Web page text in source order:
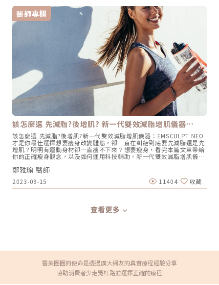
能，簡單來說就是透過特殊的448KHz單極電波頻率，促進間質幹細胞
增加1，而間質幹細胞本身能使細胞再生並具有抗發炎、修復受傷組織
2…等特性」，根據國外多篇論文研究，INDIBA英特波可以讓術後修復
加快3，讓顧客不僅疼痛感減少、舒適度提升，且能明顯看到傷口與狀
態一天比一天好，例如抽脂形成的瘀青，以往需2、3週才能褪去，現在
只需一個禮拜。但INDIBA英特波的功能並不限於修復，「我覺得不用把
INDIBA英特波定位只有術後修復，其實後面還有延續的功能。」例如術
後消腫後，很多人會發現自己的皮膚變得更好、更緊緻，而且血液循環
變好，氣色也更好，許多客戶甚至會開始把INDIBA英特波做為「定期保
養」的療程；就連呂佾欣院長之前任職的醫院同事關節受傷，也用
INDIBA英特波做修復、保養，發現效果真的超乎預期！ 為了深入了解
INDIBA英特波，她也曾親訪位於西班牙的總公司，了解其在生活美容、
醫學美容、復健與運動醫學、動物醫學各方面的功效，「不管術前術
後，都能發揮 1+1 大於 2 的效果」，在醫美已進入複合式療程的時
代，INDIBA英特波成為呂院長的「最強輔助」，甚至有些怕痛又想變美
的人，也會捨電、音波改做INDIBA英特波。「美，就是擁有自信，可以
盡情彰顯自我的意識而不受束縛。」就像美渥館LOGO設計中的馬甲一
樣，保留完美的曲線，又能卸下束縛，自在舞動自己的人生。秉持這樣
的理念，呂院長也期待和每一位求美者，一起找回最美的曲線，開啟身
與心的修復之美。美渥館不單是一個能與美相遇的地方，更是一個期待
與你/妳們一起擁抱自己，擁抱彼此。美渥館的LOGO設計，來自優雅淑
女曲線的馬甲概念。腰封的束繩宛如名匠手中的工具，以專業的技術，
溫柔的陪伴您卸下這代表束縛的馬甲，留下對曲線的講究，從心散發美
麗自信。圖/美渥館診所提供。❤️ 想了解更多關於美渥館診所❤️☎️ 02-
23121686? 台北市中正區博愛路224巷5號6樓⭕️美渥館診所官方網站
⭕️ Instagram⭕️ Facebook⭕️ Line@官方帳號參考文獻： ELECTRIC
STIMULATION AT 448 kHz PROMOTES PROLIFERATION OF HUMAN
FIRST ASSESSMENT OF THE PROIONIC EFFECTS RESULTING FROM
NON-THERMAL APPLICATION OF 448 KHZ MONOPOLAR
具備幾個特點，首先，它是針對亞洲人種來設計的；而且對一些敏感肌
或是酒糟肌等，更需要對表皮的保護，Oligio玩美電波的表皮冷卻系統
很完善，當偵測到皮膚溫度太高時，就會自動停止，還有可調式冷卻系
統，避免燙傷；其次，它可以客制化發數，從300發到900發，分段施
打，依照想要改善的部位需求來調整剛好的發數，不需要一次將發數打
完，對小資族來說CP值更高，也不需要為了療程超打發數。更重要的
是，打後不會瘀青腫痛，施打過程中不必舒眠，還可以跟醫師聊天，即
時回饋感受給醫師並調整出最適合的能量，心情上不但不會有負擔，結
束後還可以直接上妝，京硯附近商圈的上班族，有不少都會趁中午過來
打Oligio玩美電波，輕鬆享受變美的過程。還有病人打完直接在診所門
口自拍，因為當下就覺得臉變緊緻了，想記錄自己變美的過程。她也提
醒有戴金屬牙套、臉部有裝金屬板、心臟節律器、或是吃凝血藥、蟹足
腫的病人，比較不適合施打，或是要請醫師評估。蔡逸姍院長受邀擔任
Oligio玩美電波台灣上市發表會的講師，也曾到馬來西亞分享亞洲膚色
及膚質的治療經驗。圖/京硯皮膚科提供堅持漸加哲學，提供更多新的
玩美體驗京硯10幾年來，一直謹守著專業醫師的立場，引導客戶正確的
觀念，就像蔡逸姍院長強調的不管做什麼，都要秉持自己的初衷「吃得
下、睡得著」，很多客戶到診所，即便事前做過功課，但其實並不知道
自己真正的需求是什麼，所以醫師初次的諮詢非常重要。先了解客戶在
意的點是甚麼，例如鬆垮垂，再針對需求來規劃電波的發數、有沒有需
要合併治療，「靈活的運用手邊各種武器，像加法一樣，根據病人的狀
況漸進式的給予療程建議，讓他得到最滿意的結果。」台灣的醫美市場
腳步很快，蔡逸姍院長除了積極跟上腳步外，也會根據客戶的需求更新
醫療設備提供更新、更好的體驗。她也提醒消費者，現在網路資訊雖然
相當龐大，但很多內容並不一定完全正確，除了上網搜尋，更要諮詢專
業的醫師建議，蔡逸姍院長也推薦大家收聽由她和京硯診所的另一位皮
膚專科醫師胡怡萱主持的「醫直美麗 Podcast」，聽他們一起分享關於
皮膚的大小事。兩位醫師也在YouTube上開設了「京硯皮膚科診所」頻
後如何聰明消費和生活妙招，影片內容相當豐富多元。如果想更深入探
索更多精彩內容，歡迎大家踴躍訂閱、按讚和分享。❤️ 想了解更多關於
場地位，也帶動了其他電音波療程熱潮，品牌與名人的結合更進一步推
動了電音波的商機。 （圖／網路）Oligio玩美電波由「國際巨星」小S
代言，市場上有小鳳凰之稱的玩美電波，它的熱門程度不亞於鳳凰電
波，既然稱為小鳳凰，當然作用原理也相同。透過「立體容積式加熱」
的單極電波技術，將熱能有效直達至皮膚真皮層組織。改善臉部皺紋及
台灣TFDA 3項國際認證及多項國際美妝大獎，集結電音波的優勢，同樣
能針對臉部皺紋及細紋達到改善的效果。就連梁詠琪GiGi也青睞並代言
這項產品，毫不費力地保持她青春的風采。如今，更譽為名媛貴婦們最
新的凍齡神器！ （圖／網路）Ultraformer MPT 海芙音波媚必提由韓
國音波大廠Classys所推出的全新音波拉提機種，於2023年8月底正式
在台上市。專利微脈衝技術能在一發中創造417個連續熱凝結點，提升
更大、更全面的受熱面積。搭配新一代10種不同探頭，共有20種以上
治療模式，具有臉部拉提、頦下拉提及身體緊實、減少腹圍…等多種適
應症。New Doublo 倍提電音雙波今年推出的New Doublo 倍提電音
雙波擁有獨特的雙波探頭世界專利，能同時釋放RF電波＋HIFU聚焦式
超音波2種能量，深度達到6種層次。衛福部所核准的適應證包含了眉毛
拉提、雙頰下腹大腿皮膚緊實及改善鬆弛的頦下，等多種用途，由淺到
深全方位緊實拉提效果。更採用U-turn來回能量輸出模式，有效縮短時
間，同時提高療程舒適感。大事記2：隆乳假體崛起，擁有完美傲人曲
線！擁有傲人的事業線一直以來是許多女性夢寐以求的夢想。不論是天
生胸部較小、大小不一，或者是經歷了產後乳房下垂，想改善胸部外觀
的需求持續存在，因此隆乳手術成為受歡迎且有效的解決方式。隆乳假
體的材質也不斷創新，不僅提升了觸感的自然度，更加強了手術的安全
性。Mentor Xtra女王波2023年推出就被譽為「隆乳界的真奶」，並且
已獲得多國認證。特殊的增高型義乳設計，不僅縮小了植體底盤，還提
升了整體的凸度，特別適合骨架嬌小、上胸皮下組織較薄的女性。女王
的GC Aesthetics®，有40年以上的醫療經驗。全球70國超過300萬個植
入物和超過10年的臨床數據，賦予珍珠波更高安全性。100%填充率防
設計，將隆乳提升至更高境界。極真實感的MOTIVA
BLUSEAL+®外膜覆蓋技術，為隆乳假體重新定義美的標準。 （圖／
BTL 台灣比特樂 官網）大事記3：微針電波新時代來臨！EXION時空E
電波領先潮流微針電波的推出引起許多愛美民眾的廣泛討論，由
醫師專欄
該怎麼選 先減脂?後增肌? 新一代雙效減脂增肌儀器…
該怎麼選 先減脂?後增肌?新一代雙效減脂增肌儀器：EMSCULPT NEO
才是你最佳選擇想要瘦身改變體態，卻一直在糾結到底要先減脂還是先
增肌？明明有運動身材卻一直瘦不下來？想要瘦身，看完本篇文章帶給
你的正確瘦身觀念，以及如何運用科技輔助，新一代雙效減脂增肌儀
器：EMSCULPT NEO來輔助雕塑體態。瘦身都只做半套，減脂增肌不
是誰先誰後，同時進行才有效！三十歲後不只膠原蛋白開始流失，基礎
代謝率也會下降，肌肉也會以每年1%的速度流失，造成脂肪囤積的問
題，男生脂肪容易囤積在上半身（腹部、胸部等部位），而女性則是容
易囤積在下半身（腰、臀等部位），加上缺乏運動使肌肉量減少，基礎
身觀念飲食控制除了避免高油炸高熱量的飲食外，減肥期間千萬不要極
端節食，均衡飲食並且多攝取高蛋白食物，有利於肌肉生長及修復，像
有氧運動能消耗更多的熱量，有助於減脂。自我運動需要長時間的維
持，且重訓過量會消耗到肌肉，搭配有氧運動可以維持心肺效率，與重
訓相輔相成。EMSCULPT NEO 減脂增肌高效率鍛鍊體態來自英國大廠
BTL的Emsculpt Neo，是非侵入式的減脂增肌體雕儀器，同步
鄭雅瑜 醫師
2023-09-15 11404 收藏
查看更多
醫美圈圈的使命是透過廣大網友的真實療程經驗分享
協助消費者少走冤枉路並選擇正確的療程